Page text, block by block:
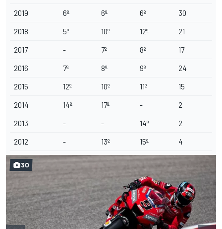
2019 6º 6º 6º 30
2018 5º 10º 12º 21
2017 - 7º 8º 17
2016 7º 8º 9º 24
2015 12º 10º 11º 15
2014 14º 17º - 2
2013 - - 14º 2
2012 - 13º 15º 4
30